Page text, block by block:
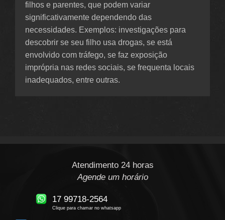
filhos e parentes, que podem variar
significativamente dependendo das
necessidades. Exemplos: investigações para
descobrir se seu filho usa drogas, se está
envolvido com tráfego, se faz exposição
imprópria nas redes sociais, se frequenta locais
inadequados, entre outras.
Atendimento 24 horas
Agende um horário
17 99718-2564
Clique para chamar no whatsapp